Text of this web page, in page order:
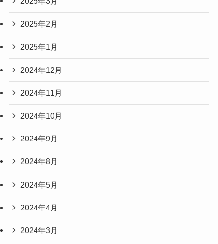
2025年2月
2025年1月
2024年12月
2024年11月
2024年10月
2024年9月
2024年8月
2024年5月
2024年4月
2024年3月